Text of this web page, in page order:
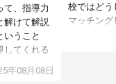
て、指導力
解けて解説
いうこと
してくれる
。当方
学校の教科
年08月08日
校ではどう
マッチング
また受験